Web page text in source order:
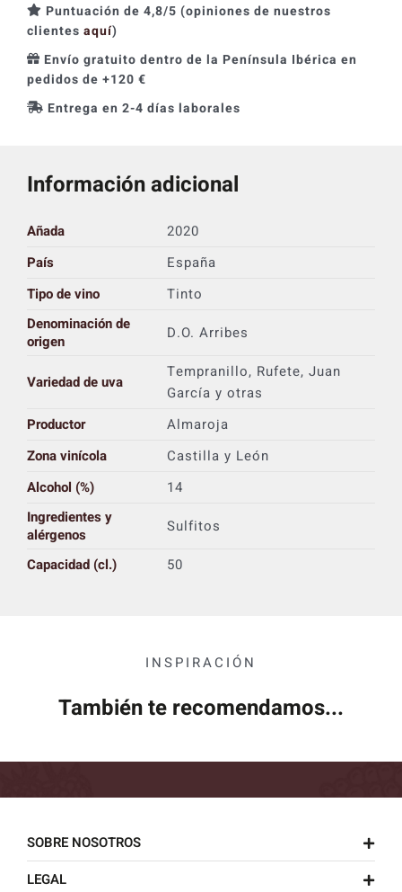
Puntuación de 4,8/5 (opiniones de nuestros
clientes aquí)
Envío gratuito dentro de la Península Ibérica en
pedidos de +120 €
Entrega en 2-4 días laborales
Información adicional
Añada
2020
País
España
Tipo de vino
Tinto
Denominación de
origen
D.O. Arribes
Variedad de uva
Tempranillo, Rufete, Juan
García y otras
Productor
Almaroja
Zona vinícola
Castilla y León
Alcohol (%)
14
Ingredientes y
alérgenos
Sulfitos
Capacidad (cl.)
50
INSPIRACIÓN
También te recomendamos...
SOBRE NOSOTROS
LEGAL